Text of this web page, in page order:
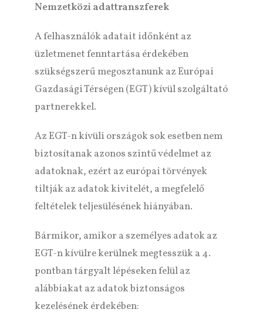
Nemzetközi adattranszferek
A felhasználók adatait időnként az
üzletmenet fenntartása érdekében
szükségszerű megosztanunk az Európai
Gazdasági Térségen (EGT) kívül szolgáltató
partnerekkel.
Az EGT-n kívüli országok sok esetben nem
biztosítanak azonos szintű védelmet az
adatoknak, ezért az európai törvények
tiltják az adatok kivitelét, a megfelelő
feltételek teljesülésének hiányában.
Bármikor, amikor a személyes adatok az
EGT-n kívülre kerülnek megtesszük a 4.
pontban tárgyalt lépéseken felül az
alábbiakat az adatok biztonságos
kezelésének érdekében: